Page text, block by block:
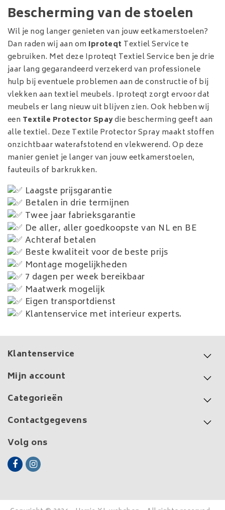
Bescherming van de stoelen
Wil je nog langer genieten van jouw eetkamerstoelen?
Dan raden wij aan om Iproteqt Textiel Service te
gebruiken. Met deze Iproteqt Textiel Service ben je drie
jaar lang gegarandeerd verzekerd van professionele
hulp bij eventuele problemen aan de constructie of bij
vlekken aan textiel meubels. Iproteqt zorgt ervoor dat
meubels er lang nieuw uit blijven zien. Ook hebben wij
een Textile Protector Spaydie bescherming geeft aan
alle textiel. Deze Textile Protector Spray maakt stoffen
onzichtbaar waterafstotend en vlekwerend. Op deze
manier geniet je langer van jouw eetkamerstoelen,
fauteuils of barkrukken.
Laagste prijsgarantie
Betalen in drie termijnen
Twee jaar fabrieksgarantie
De aller, aller goedkoopste van NL en BE
Achteraf betalen
Beste kwaliteit voor de beste prijs
Montage mogelijkheden
7 dagen per week bereikbaar
Maatwerk mogelijk
Eigen transportdienst
Klantenservice met interieur experts.
Klantenservice
Mijn account
Categorieën
Contactgegevens
Volg ons